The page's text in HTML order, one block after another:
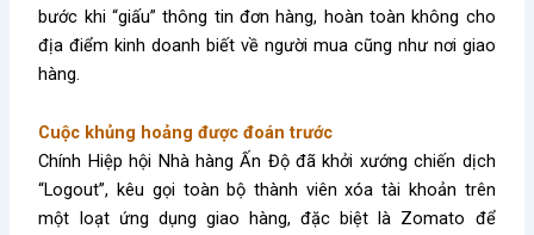
bước khi “giấu” thông tin đơn hàng, hoàn toàn không cho
địa điểm kinh doanh biết về người mua cũng như nơi giao
hàng.
Cuộc khủng hoảng được đoán trước
Chính Hiệp hội Nhà hàng Ấn Độ đã khởi xướng chiến dịch
“Logout”, kêu gọi toàn bộ thành viên xóa tài khoản trên
một loạt ứng dụng giao hàng, đặc biệt là Zomato để